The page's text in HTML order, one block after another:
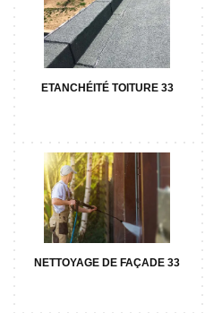
ETANCHÉITÉ TOITURE 33
NETTOYAGE DE FAÇADE 33